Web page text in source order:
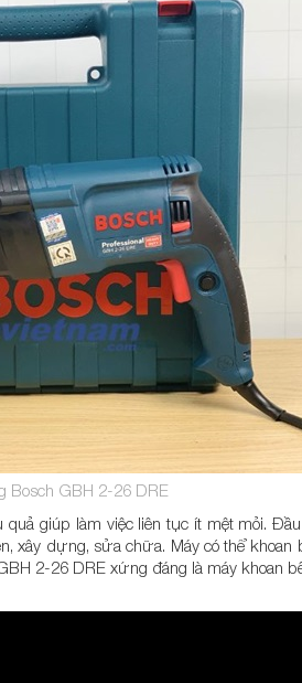
Bosch GBH 2-26 DRE
giúp làm việc liên tục ít mệt mỏi.
xây dựng, sửa chữa. Máy có thể khoan
2-26 DRE xứng đáng là máy khoan